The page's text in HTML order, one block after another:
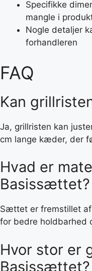
Specifikke
mangle i
Nogle detaljer
forhandleren
FAQ
Kan
Ja, grillristen kan
cm lange kæder, der
Hvad er
Basissættet?
Sættet er fremstillet
for bedre holdbarhed
Hvor stor er
Basissættet?